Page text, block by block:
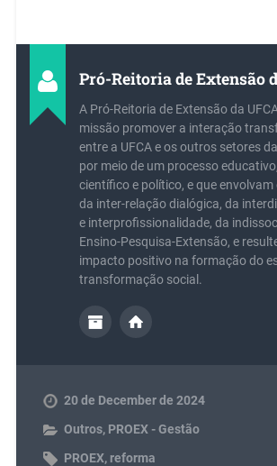
Pró-Reitoria de Extensão
A Pró-Reitoria de Extensão da
missão promover a interação
entre a UFCA e os outros setores
por meio de um processo
científico e político, e que
da inter-relação dialógica, da
e interprofissionalidade, da
Ensino-Pesquisa-Extensão, e
impacto positivo na formação do
transformação social.
20 de December de 2024
Outros, PROEX - Gestão
PROEX, reforma